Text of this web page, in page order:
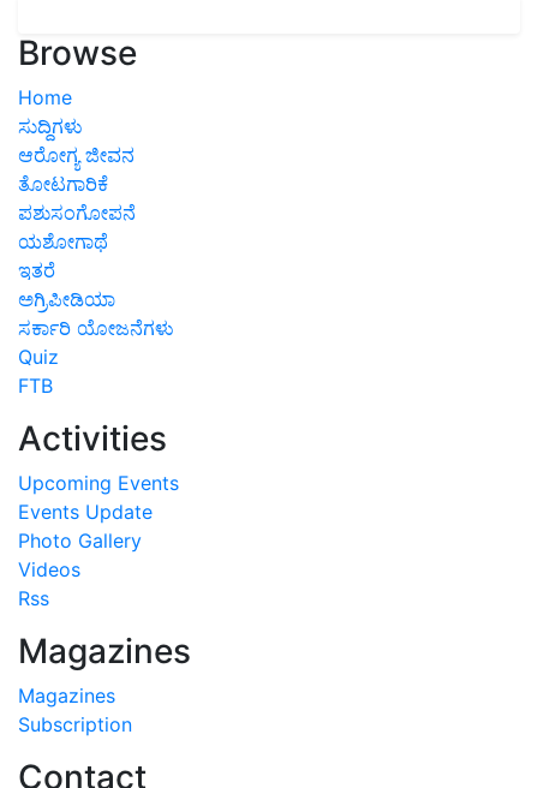
Browse
Home
ಸುದ್ದಿಗಳು
ಆರೋಗ್ಯ ಜೀವನ
ತೋಟಗಾರಿಕೆ
ಪಶುಸಂಗೋಪನೆ
ಯಶೋಗಾಥೆ
ಇತರೆ
ಅಗ್ರಿಪೀಡಿಯಾ
ಸರ್ಕಾರಿ ಯೋಜನೆಗಳು
Quiz
FTB
Activities
Upcoming Events
Events Update
Photo Gallery
Videos
Rss
Magazines
Magazines
Subscription
Contact